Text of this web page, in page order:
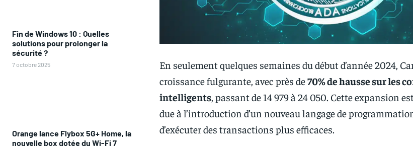
Fin de Windows 10 : Quelles
solutions pour prolonger la
sécurité ?
7 octobre 2025
Orange lance Flybox 5G+ Home, la
nouvelle box dotée du Wi-Fi 7
En seulement quelques semaines du début d’année 2024,
croissance fulgurante, avec près de70% de hausse sur les
intelligents, passant de 14 979 à 24 050. Cette expansion
due à l’introduction d’un nouveau langage de
d’exécuter des transactions plus efficaces.